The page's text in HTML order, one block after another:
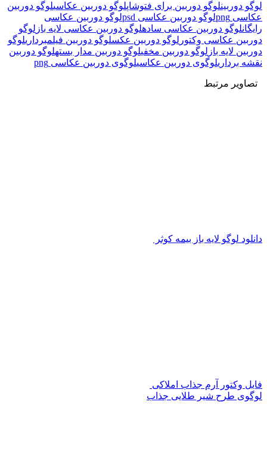
لوگو دوربینلوگو دوربین برای فتوشاپلوگو دوربین عکاسیلوگو دوربین
عکاسی png
لوگو دوربین عکاسی psd
لوگو دوربین عکاسی
رایگانلوگو دوربین عکاسی سادهلوگو دوربین عکاسی لایه باز لوگو
دوربین عکاسی وکتور لوگو دوربین عکسلوگو دوربین فیلمبرداریلوگو
دوربین لایه باز لوگو دوربین مخفیلوگو دوربین مدار بستهلوگو دوربین
نقشه برداریلوگوی دوربین عکاسیلوگوی دوربین عکاسی png
تصاویر مرتبط
دانلود لوگو لایه باز بیمه کوثر
فایل وکتور آرم جذاب املاکی
لوگوی طرح شیر طلایی جذاب